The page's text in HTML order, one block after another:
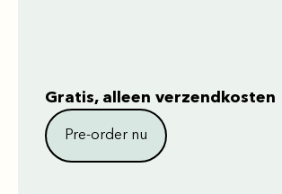
Gratis, alleen verzendkosten
Pre-order nu